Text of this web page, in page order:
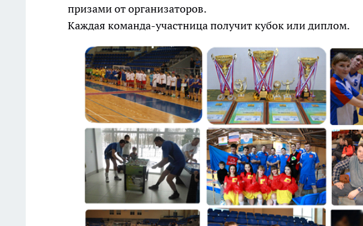
призами от организаторов.
Каждая команда-участница получит кубок или диплом.